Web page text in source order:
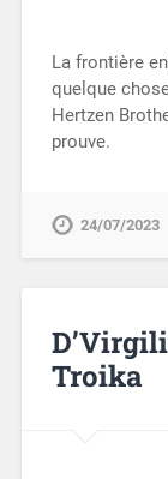
La frontière
quelque
Hertzen
prouve.
24/07/2023
Troika